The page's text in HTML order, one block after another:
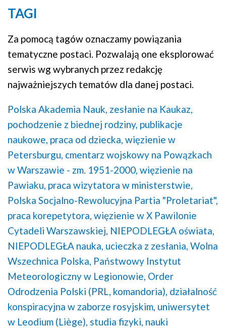
TAGI
Za pomocą tagów oznaczamy powiązania
tematyczne postaci. Pozwalają one eksplorować
serwis wg wybranych przez redakcję
najważniejszych tematów dla danej postaci.
Polska Akademia Nauk, zesłanie na Kaukaz,
pochodzenie z biednej rodziny, publikacje
naukowe, praca od dziecka, więzienie w
Petersburgu, cmentarz wojskowy na Powązkach
w Warszawie - zm. 1951-2000, więzienie na
Pawiaku, praca wizytatora w ministerstwie,
Polska Socjalno-Rewolucyjna Partia "Proletariat",
praca korepetytora, więzienie w X Pawilonie
Cytadeli Warszawskiej, NIEPODLEGŁA oświata,
NIEPODLEGŁA nauka, ucieczka z zesłania, Wolna
Wszechnica Polska, Państwowy Instytut
Meteorologiczny w Legionowie, Order
Odrodzenia Polski (PRL, komandoria), działalność
konspiracyjna w zaborze rosyjskim, uniwersytet
w Leodium (Liège), studia fizyki, nauki